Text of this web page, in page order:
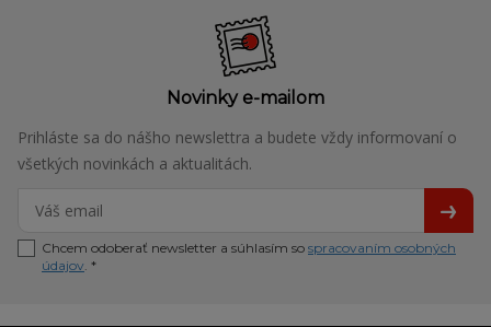
Novinky e-mailom
Prihláste sa do nášho newslettra a budete vždy informovaní o
všetkých novinkách a aktualitách.
Chcem odoberať newsletter a súhlasím so spracovaním osobných
údajov. *